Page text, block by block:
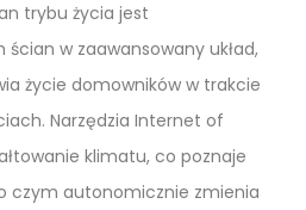
trybu życia jest
w zaawansowany układ,
życie domowników w trakcie
Narzędzia Internet of
klimatu, co poznaje
czym autonomicznie zmienia